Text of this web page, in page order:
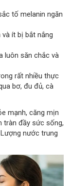
tố melanin ngăn
ít bị bắt nắng
luôn săn chắc và
rất nhiều thực
bơ, đu đủ, cà
mạnh, căng mịn
tràn đầy sức sống,
nước trung